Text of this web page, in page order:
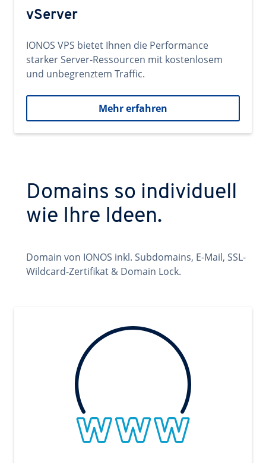
vServer
IONOS VPS bietet Ihnen die Performance
starker Server-Ressourcen mit kostenlosem
und unbegrenztem Traffic.
Mehr erfahren
Domains so individuell
wie Ihre Ideen.
Domain von IONOS inkl. Subdomains, E-Mail, SSL-
Wildcard-Zertifikat & Domain Lock.